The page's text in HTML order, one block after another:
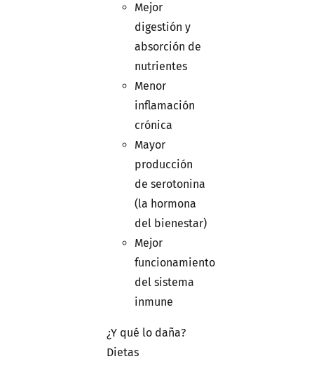
Mejor
digestión y
absorción de
nutrientes
Menor
inflamación
crónica
Mayor
producción
de serotonina
(la hormona
del bienestar)
Mejor
funcionamiento
del sistema
inmune
¿Y qué lo daña?
Dietas